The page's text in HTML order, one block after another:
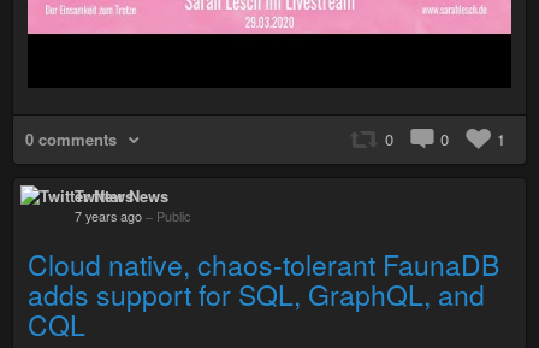
0 comments 0 0 1
Twitter News
7 years ago – Public
Cloud native, chaos-tolerant FaunaDB
adds support for SQL, GraphQL, and
CQL